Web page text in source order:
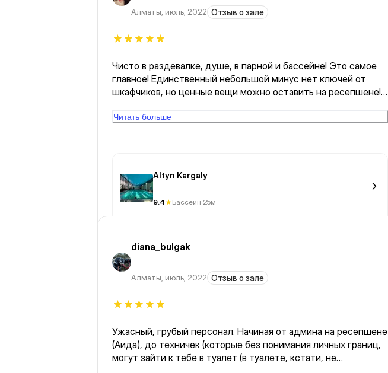
Алматы, июль, 2022 Отзыв о зале
Чисто в раздевалке, душе, в парной и бассейне! Это самое
главное! Единственный небольшой минус нет ключей от
шкафчиков, но ценные вещи можно оставить на ресепшене!
Читать больше
Altyn Kargaly
9.4 Бассейн 25м
diana_bulgak
Алматы, июль, 2022 Отзыв о зале
Ужасный, грубый персонал. Начиная от админа на ресепшене
(Аида), до техничек (которые без понимания личных границ,
могут зайти к тебе в туалет (в туалете, кстати, не